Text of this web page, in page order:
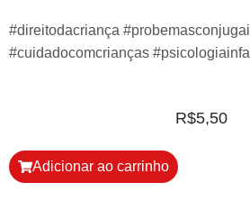
#direitodacriança
#cuidadocomcrianças
R$5,50
Adicionar ao carrinho